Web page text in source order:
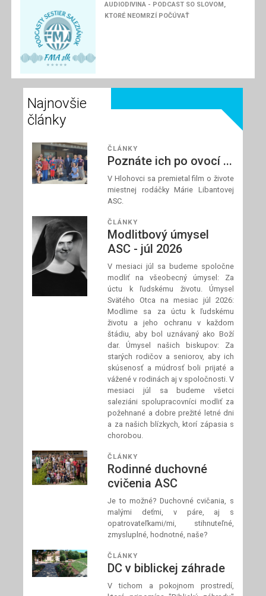
AUDIODIVINA - PODCAST SO SLOVOM,
KTORÉ NEOMRZÍ POČÚVAŤ
Najnovšie
články
ČLÁNKY
Poznáte ich po ovocí ...
V Hlohovci sa premietal film o živote
miestnej rodáčky Márie Libantovej
ASC.
ČLÁNKY
Modlitbový úmysel
ASC - júl 2026
V mesiaci júl sa budeme spoločne
modliť na všeobecný úmysel: Za
úctu k ľudskému životu. Úmysel
Svätého Otca na mesiac júl 2026:
Modlime sa za úctu k ľudskému
životu a jeho ochranu v každom
štádiu, aby bol uznávaný ako Boží
dar. Úmysel našich biskupov: Za
starých rodičov a seniorov, aby ich
skúsenosť a múdrosť boli prijaté a
vážené v rodinách aj v spoločnosti. V
mesiaci júl sa budeme všetci
saleziáni spolupracovníci modliť za
požehnané a dobre prežité letné dni
a za našich blízkych, ktorí zápasia s
chorobou.
ČLÁNKY
Rodinné duchovné
cvičenia ASC
Je to možné? Duchovné cvičania, s
malými deťmi, v páre, aj s
opatrovateľkami/mi, stihnuteľné,
zmysluplné, hodnotné, naše?
ČLÁNKY
DC v biblickej záhrade
V tichom a pokojnom prostredí,